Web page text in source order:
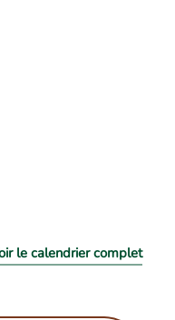
le calendrier complet